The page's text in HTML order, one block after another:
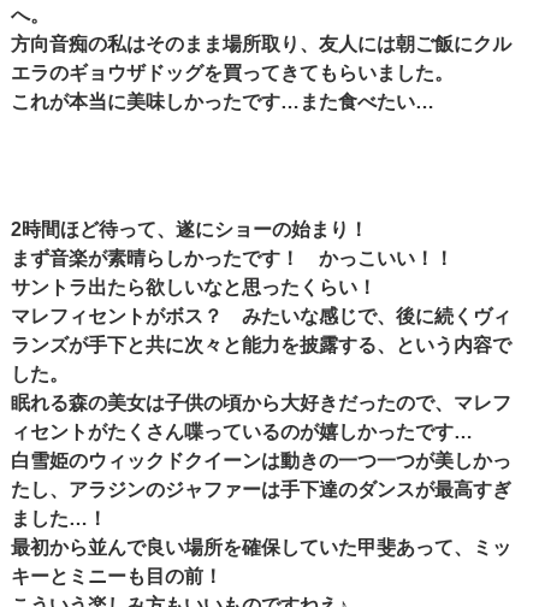
へ。
方向音痴の私はそのまま場所取り、友人には朝ご飯にクル
エラのギョウザドッグを買ってきてもらいました。
これが本当に美味しかったです…また食べたい…
2時間ほど待って、遂にショーの始まり！
まず音楽が素晴らしかったです！ かっこいい！！
サントラ出たら欲しいなと思ったくらい！
マレフィセントがボス？ みたいな感じで、後に続くヴィ
ランズが手下と共に次々と能力を披露する、という内容で
した。
眠れる森の美女は子供の頃から大好きだったので、マレフ
ィセントがたくさん喋っているのが嬉しかったです…
白雪姫のウィックドクイーンは動きの一つ一つが美しかっ
たし、アラジンのジャファーは手下達のダンスが最高すぎ
ました…！
最初から並んで良い場所を確保していた甲斐あって、ミッ
キーとミニーも目の前！